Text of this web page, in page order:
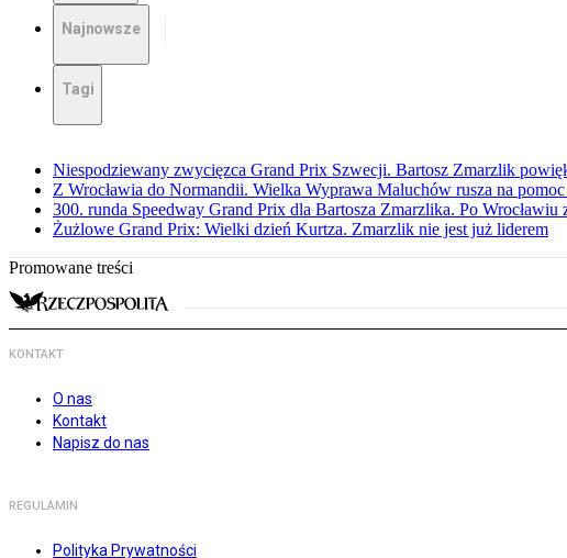
Najnowsze
Tagi
Niespodziewany zwycięzca Grand Prix Szwecji. Bartosz Zmarzlik
Z Wrocławia do Normandii. Wielka Wyprawa Maluchów rusza na
300. runda Speedway Grand Prix dla Bartosza Zmarzlika. Po Wrocławiu
Żużlowe Grand Prix: Wielki dzień Kurtza. Zmarzlik nie jest już liderem
Promowane treści
KONTAKT
O nas
Kontakt
Napisz do nas
REGULAMIN
Polityka Prywatności